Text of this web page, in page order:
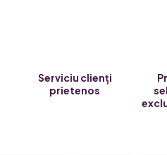
Serviciu clienți
prietenos